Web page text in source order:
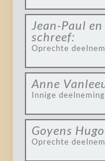
Jean-Paul
schreef:
Oprechte
Anne
Innige
Goyens
Oprechte